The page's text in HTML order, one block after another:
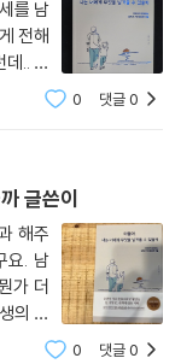
를 남
전해
.. 생
도아
0 댓글0
글쓴이
해주
요. 남
가 더
의 조
기업
0 댓글0